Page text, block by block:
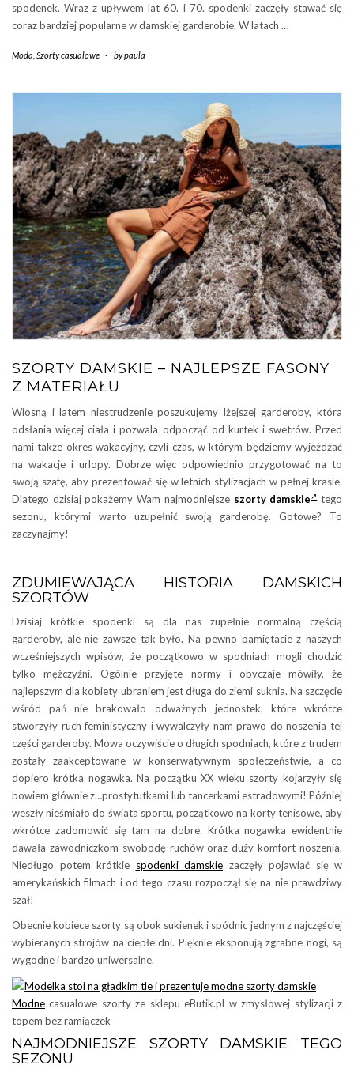
spodenek. Wraz z upływem lat 60. i 70. spodenki zaczęły stawać się
coraz bardziej popularne w damskiej garderobie. W latach …
Moda Szorty casualowe - bypaula
SZORTY DAMSKIE – NAJLEPSZE FASONY
Z MATERIAŁU
Wiosną i latem niestrudzenie poszukujemy lżejszej garderoby, która
odsłania więcej ciała i pozwala odpocząć od kurtek i swetrów. Przed
nami także okres wakacyjny, czyli czas, w którym będziemy wyjeżdżać
na wakacje i urlopy. Dobrze więc odpowiednio przygotować na to
swoją szafę, aby prezentować się w letnich stylizacjach w pełnej krasie.
Dlatego dzisiaj pokażemy Wam najmodniejsze szorty damskie tego
sezonu, którymi warto uzupełnić swoją garderobę. Gotowe? To
zaczynajmy!
ZDUMIEWAJĄCA HISTORIA DAMSKICH
SZORTÓW
Dzisiaj krótkie spodenki są dla nas zupełnie normalną częścią
garderoby, ale nie zawsze tak było. Na pewno pamiętacie z naszych
wcześniejszych wpisów, że początkowo w spodniach mogli chodzić
tylko mężczyźni. Ogólnie przyjęte normy i obyczaje mówiły, że
najlepszym dla kobiety ubraniem jest długa do ziemi suknia. Na szczęcie
wśród pań nie brakowało odważnych jednostek, które wkrótce
stworzyły ruch feministyczny i wywalczyły nam prawo do noszenia tej
części garderoby. Mowa oczywiście o długich spodniach, które z trudem
zostały zaakceptowane w konserwatywnym społeczeństwie, a co
dopiero krótka nogawka. Na początku XX wieku szorty kojarzyły się
bowiem głównie z…prostytutkami lub tancerkami estradowymi! Później
weszły nieśmiało do świata sportu, początkowo na korty tenisowe, aby
wkrótce zadomowić się tam na dobre. Krótka nogawka ewidentnie
dawała zawodniczkom swobodę ruchów oraz duży komfort noszenia.
Niedługo potem krótkie spodenki damskie zaczęły pojawiać się w
amerykańskich filmach i od tego czasu rozpoczął się na nie prawdziwy
szał!
Obecnie kobiece szorty są obok sukienek i spódnic jednym z najczęściej
wybieranych strojów na ciepłe dni. Pięknie eksponują zgrabne nogi, są
wygodne i bardzo uniwersalne.
Modne casualowe szorty ze sklepu eButik.pl w zmysłowej stylizacji z
topem bez ramiączek
NAJMODNIEJSZE SZORTY DAMSKIE TEGO
SEZONU